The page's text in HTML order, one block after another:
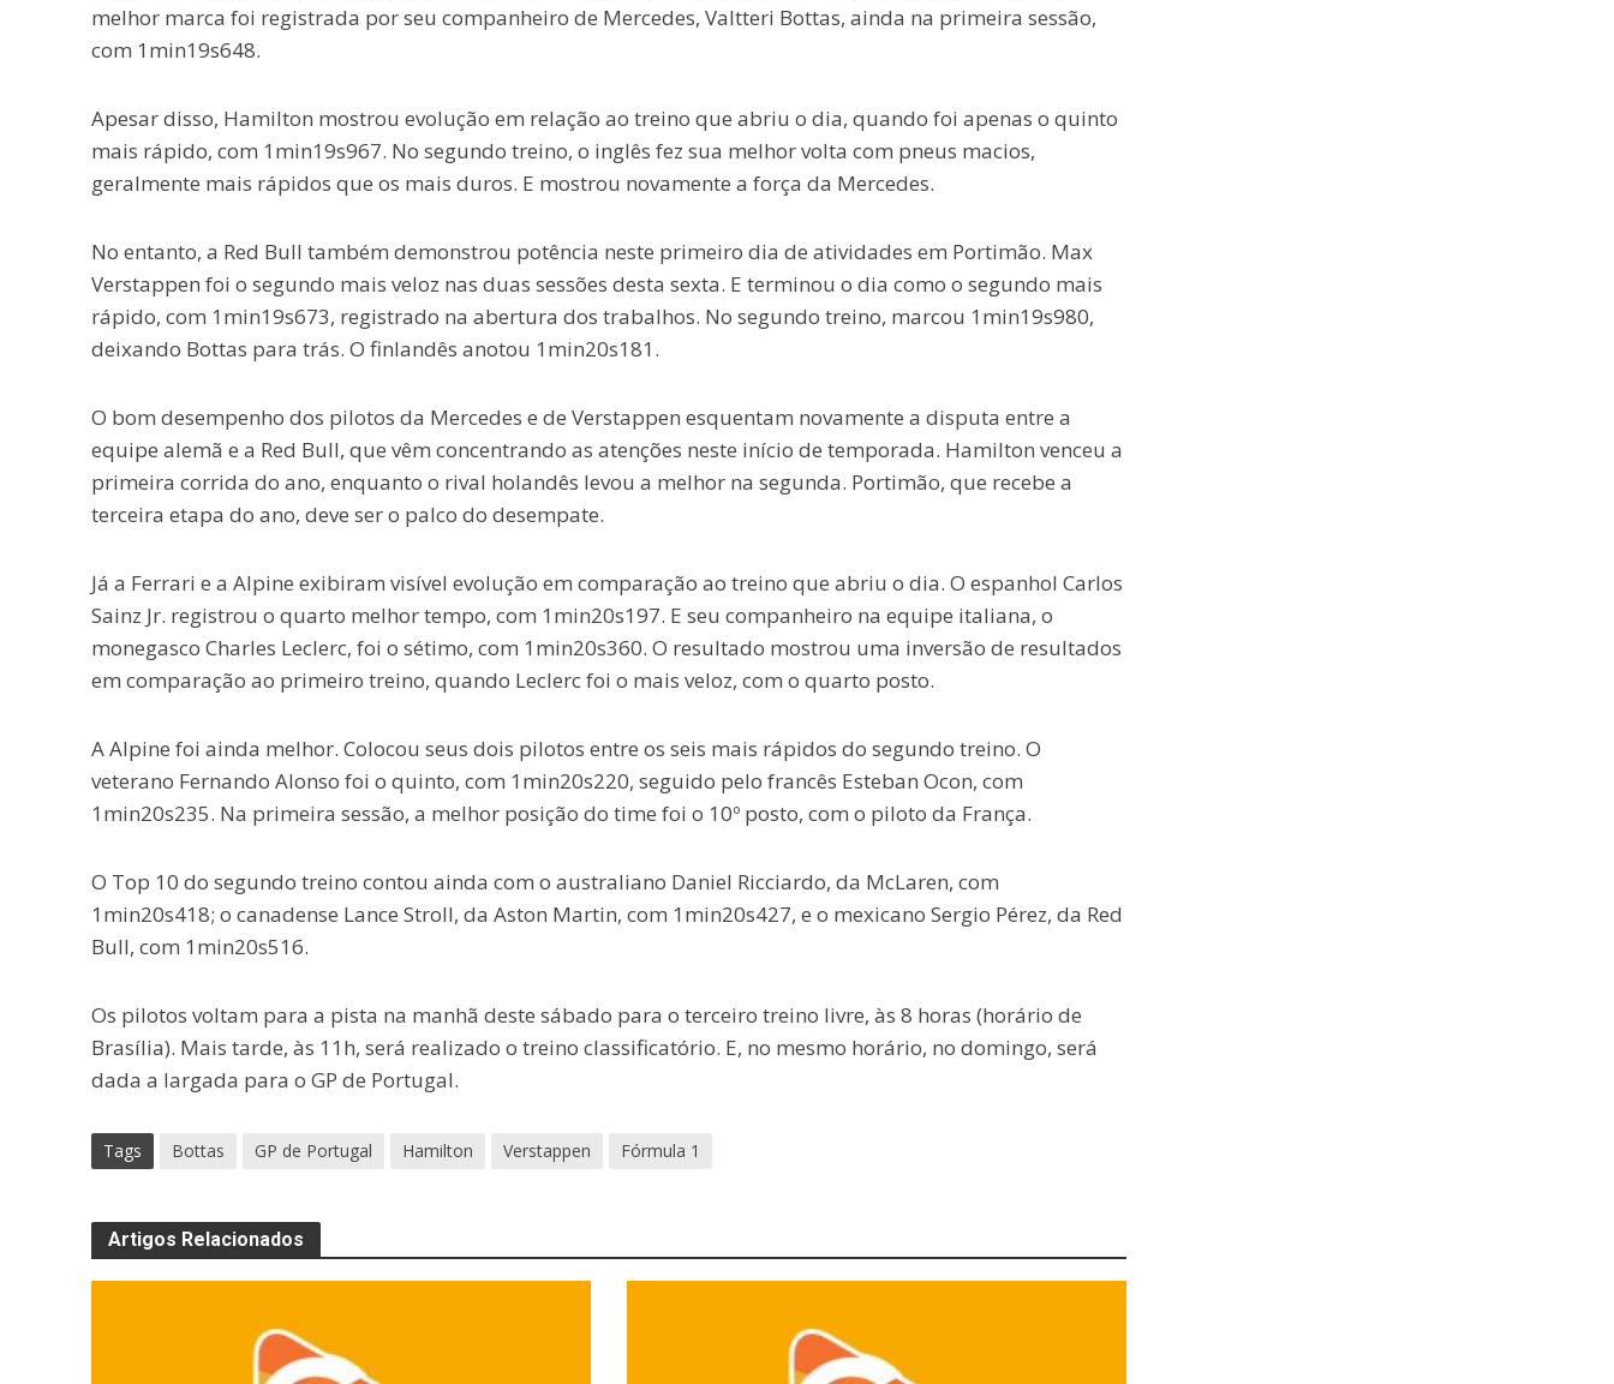
melhor marca foi registrada por seu companheiro de Mercedes, Valtteri Bottas, ainda na primeira sessão,
com 1min19s648.
Apesar disso, Hamilton mostrou evolução em relação ao treino que abriu o dia, quando foi apenas o quinto
mais rápido, com 1min19s967. No segundo treino, o inglês fez sua melhor volta com pneus macios,
geralmente mais rápidos que os mais duros. E mostrou novamente a força da Mercedes.
No entanto, a Red Bull também demonstrou potência neste primeiro dia de atividades em Portimão. Max
Verstappen foi o segundo mais veloz nas duas sessões desta sexta. E terminou o dia como o segundo mais
rápido, com 1min19s673, registrado na abertura dos trabalhos. No segundo treino, marcou 1min19s980,
deixando Bottas para trás. O finlandês anotou 1min20s181.
O bom desempenho dos pilotos da Mercedes e de Verstappen esquentam novamente a disputa entre a
equipe alemã e a Red Bull, que vêm concentrando as atenções neste início de temporada. Hamilton venceu a
primeira corrida do ano, enquanto o rival holandês levou a melhor na segunda. Portimão, que recebe a
terceira etapa do ano, deve ser o palco do desempate.
Já a Ferrari e a Alpine exibiram visível evolução em comparação ao treino que abriu o dia. O espanhol Carlos
Sainz Jr. registrou o quarto melhor tempo, com 1min20s197. E seu companheiro na equipe italiana, o
monegasco Charles Leclerc, foi o sétimo, com 1min20s360. O resultado mostrou uma inversão de resultados
em comparação ao primeiro treino, quando Leclerc foi o mais veloz, com o quarto posto.
A Alpine foi ainda melhor. Colocou seus dois pilotos entre os seis mais rápidos do segundo treino. O
veterano Fernando Alonso foi o quinto, com 1min20s220, seguido pelo francês Esteban Ocon, com
1min20s235. Na primeira sessão, a melhor posição do time foi o 10º posto, com o piloto da França.
O Top 10 do segundo treino contou ainda com o australiano Daniel Ricciardo, da McLaren, com
1min20s418; o canadense Lance Stroll, da Aston Martin, com 1min20s427, e o mexicano Sergio Pérez, da Red
Bull, com 1min20s516.
Os pilotos voltam para a pista na manhã deste sábado para o terceiro treino livre, às 8 horas (horário de
Brasília). Mais tarde, às 11h, será realizado o treino classificatório. E, no mesmo horário, no domingo, será
dada a largada para o GP de Portugal.
Tags Bottas GP de Portugal Hamilton Verstappen Fórmula 1
Artigos Relacionados